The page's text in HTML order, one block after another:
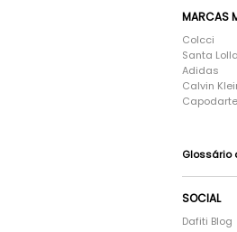
MARCAS
Colcci
Santa Lolla
Adidas
Calvin
Capodarte
Glossário
SOCIAL
Dafiti Blog